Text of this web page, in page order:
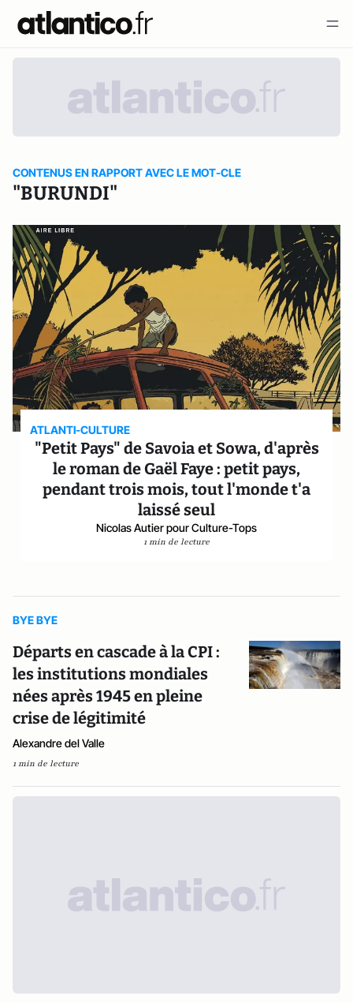
CONTENUS EN RAPPORT AVEC LE MOT-CLE
"BURUNDI"
ATLANTI-CULTURE
"Petit Pays" de Savoia et Sowa, d'après
le roman de Gaël Faye : petit pays,
pendant trois mois, tout l'monde t'a
laissé seul
Nicolas Autier pour Culture-Tops
1 min de lecture
BYE BYE
Départs en cascade à la CPI :
les institutions mondiales
nées après 1945 en pleine
crise de légitimité
Alexandre del Valle
1 min de lecture